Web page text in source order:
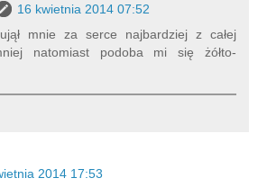
16 kwietnia 2014 07:52
mnie za serce najbardziej z całej
natomiast podoba mi się żółto-
2014 17:53